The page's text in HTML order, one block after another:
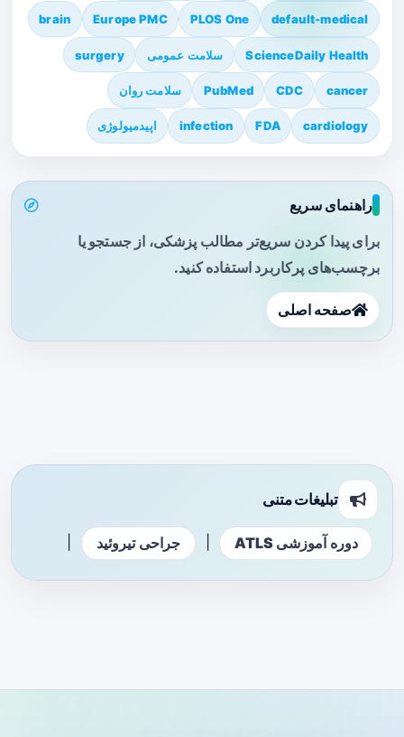
default-medical
PLOS One
Europe PMC
brain
ScienceDaily Health سلامت عمومی surgery
cancer
CDC
PubMed سلامت روان
cardiology
FDA
infection اپیدمیولوژی
راهنمای سریع
برای پیدا کردن سریع‌تر مطالب پزشکی، از جستجو یا
برچسب‌های پرکاربرد استفاده کنید.
صفحه اصلی
تبلیغات متنی
دوره آموزشی ATLS جراحی تیروئید